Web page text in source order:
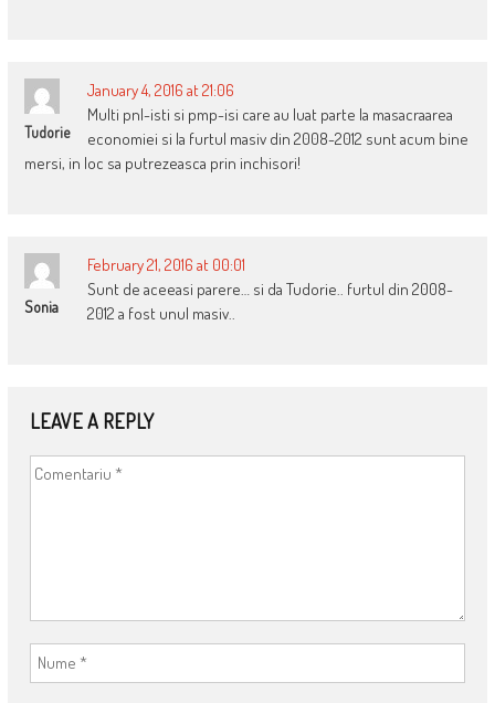
Tudorie
January 4, 2016 at 21:06
Multi pnl-isti si pmp-isi care au luat parte la masacraarea
economiei si la furtul masiv din 2008-2012 sunt acum bine
mersi, in loc sa putrezeasca prin inchisori!
Sonia
February 21, 2016 at 00:01
Sunt de aceeasi parere… si da Tudorie.. furtul din 2008-
2012 a fost unul masiv..
LEAVE A REPLY